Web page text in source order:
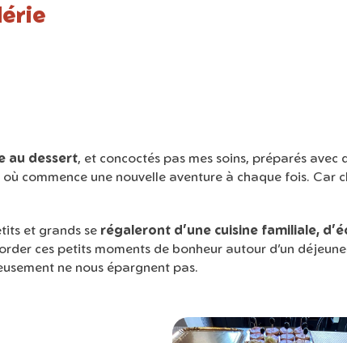
au dessert, et concoctés pas mes soins, préparés avec
commence une nouvelle aventure à chaque fois. Car
et grands se régaleront d’une cuisine familiale,
ces petits moments de bonheur autour d’un
ne nous épargnent pas.